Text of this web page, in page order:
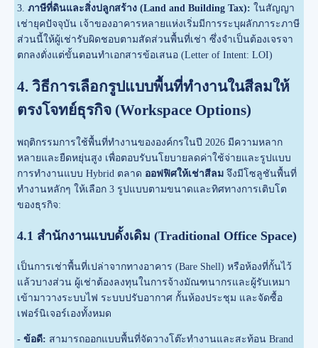
3.ภาษีที่ดินและสิ่งปลูกสร้าง (Land and Building Tax): ในสัญญา
เช่ายุคปัจจุบัน เจ้าของอาคารหลายแห่งเริ่มมีการระบุผลักภาระภาษี
ส่วนนี้ให้ผู้เช่ารับผิดชอบตามสัดส่วนพื้นที่เช่า ซึ่งจำเป็นต้องเจรจา
ตกลงตั่งแต่ขั้นตอนทำเอกสารข้อเสนอ (Letter of Intent: LOI)
4. วิธีการเลือกรูปแบบพื้นที่ทำงานในสีลมให้
ตรงโจทย์ธุรกิจ (Workspace Options)
พฤติกรรมการใช้พื้นที่ทำงานขององค์กรในปี 2026 มีความหลาก
หลายและยืดหยุ่นสูง เพื่อตอบรับนโยบายลดค่าใช้จ่ายและรูปแบบ
การทำงานแบบ Hybrid ตลาด ออฟฟิศให้เช่าสีลม จึงมีโซลูชันพื้นที่
ทำงานหลักๆ ให้เลือก 3 รูปแบบตามขนาดและทิศทางการเติบโต
ของธุรกิจ:
4.1 สำนักงานแบบดั้งเดิม (Traditional Office Space)
เป็นการเช่าพื้นที่เปล่าจากทางอาคาร (Bare Shell) หรือห้องที่กั้นไว้
แล้วบางส่วน ผู้เช่าต้องลงทุนในการจ้างมัณฑนากรและผู้รับเหมา
เข้ามาวางระบบไฟ ระบบปรับอากาศ กั้นห้องประชุม และจัดซื้อ
เฟอร์นิเจอร์เองทั้งหมด
- ข้อดี: สามารถออกแบบพื้นที่จัดวางโต๊ะทำงานและสะท้อน Brand